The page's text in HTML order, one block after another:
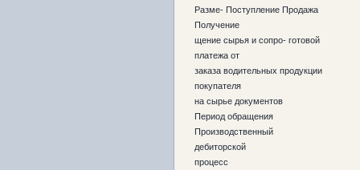
Разме- Поступление Продажа
Получение
щение сырья и сопро- готовой
платежа от
заказа водительных продукции
покупателя
на сырье документов
Период обращения
Производственный
дебиторской
процесс